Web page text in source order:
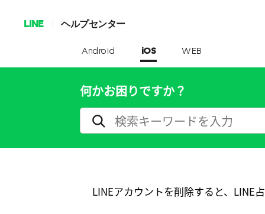
LINE ヘルプセンター
Android iOS WEB
何かお困りですか？
LINEアカウントを削除すると、LINE